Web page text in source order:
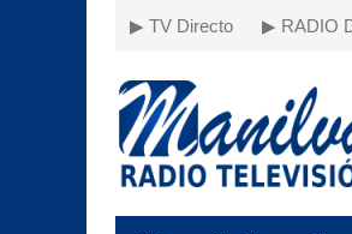
▶ TV Directo ▶ RADIO